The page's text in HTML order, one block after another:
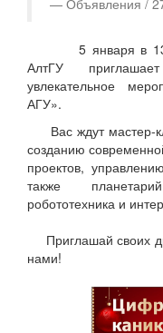
Объявления /
5 января в
АлтГУ
увлекательное
АГУ».
Вас ждут мастер-
созданию
проектов,
также
робототехника и
Приглашай своих
нами!